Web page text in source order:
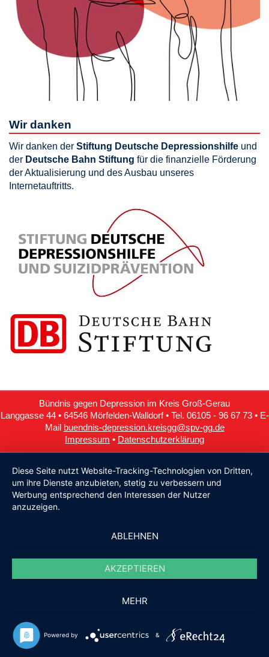
Wir danken
Wir danken der Stiftung Deutsche Depressionshilfe und
der Deutsche Bahn Stiftung für die finanzielle Förderung
der Aktualisierung und des Ausbau unseres
Internetauftritts.
Bündnis gegen Depression im Kreis Groß-Gerau
Langgasse 44 • 64546 Mörfelden-Walldorf • Tel. 06105 - 96 67 73 • E-
Mail buendnis-depression.kreisgg@spv-gg.de
Impressum • Datenschutzerklärung
Diese Seite nutzt Website-Tracking-Technologien von Dritten,
um ihre Dienste anzubieten, stetig zu verbessern und
Werbung entsprechend den Interessen der Nutzer
anzuzeigen.
ABLEHNEN
AKZEPTIEREN
MEHR
Powered by &